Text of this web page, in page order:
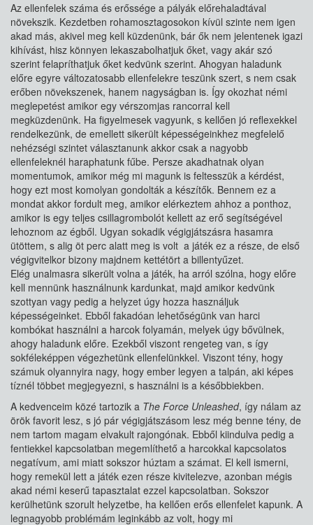
Az ellenfelek száma és erőssége a pályák előrehaladtával
növekszik. Kezdetben rohamosztagosokon kívül szinte nem igen
akad más, akivel meg kell küzdenünk, bár ők nem jelentenek igazi
kihívást, hisz könnyen lekaszabolhatjuk őket, vagy akár szó
szerint felapríthatjuk őket kedvünk szerint. Ahogyan haladunk
előre egyre változatosabb ellenfelekre teszünk szert, s nem csak
erőben növekszenek, hanem nagyságban is. Így okozhat némi
meglepetést amikor egy vérszomjas rancorral kell
megküzdenünk. Ha figyelmesek vagyunk, s kellően jó reflexekkel
rendelkezünk, de emellett sikerült képességeinkhez megfelelő
nehézségi szintet választanunk akkor csak a nagyobb
ellenfeleknél haraphatunk fűbe. Persze akadhatnak olyan
momentumok, amikor még mi magunk is feltesszük a kérdést,
hogy ezt most komolyan gondolták a készítők. Bennem ez a
mondat akkor fordult meg, amikor elérkeztem ahhoz a ponthoz,
amikor is egy teljes csillagrombolót kellett az erő segítségével
lehoznom az égből. Ugyan sokadik végigjátszásra hasamra
ütöttem, s alig öt perc alatt meg is volt a játék ez a része, de első
végigvitelkor bizony majdnem kettétört a billentyűzet.
Elég unalmasra sikerült volna a játék, ha arról szólna, hogy előre
kell mennünk használnunk kardunkat, majd amikor kedvünk
szottyan vagy pedig a helyzet úgy hozza használjuk
képességeinket. Ebből fakadóan lehetőségünk van harci
kombókat használni a harcok folyamán, melyek úgy bővülnek,
ahogy haladunk előre. Ezekből viszont rengeteg van, s így
sokféleképpen végezhetünk ellenfelünkkel. Viszont tény, hogy
számuk olyannyira nagy, hogy ember legyen a talpán, aki képes
tíznél többet megjegyezni, s használni is a későbbiekben.
A kedvenceim közé tartozik a The Force Unleashed, így nálam az
örök favorit lesz, s jó pár végigjátszásom lesz még benne tény, de
nem tartom magam elvakult rajongónak. Ebből kiindulva pedig a
fentiekkel kapcsolatban megemlíthető a harcokkal kapcsolatos
negatívum, ami miatt sokszor húztam a számat. El kell ismerni,
hogy remekül lett a játék ezen része kivitelezve, azonban mégis
akad némi keserű tapasztalat ezzel kapcsolatban. Sokszor
kerülhetünk szorult helyzetbe, ha kellően erős ellenfelet kapunk. A
legnagyobb problémám leginkább az volt, hogy mi